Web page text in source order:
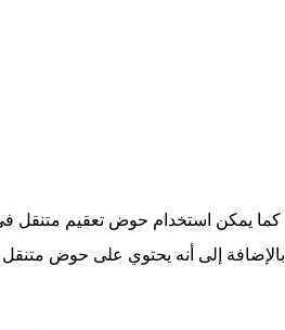
كما يمكن استخدام حوض تعقيم متنقل في
بالإضافة إلى أنه يحتوي على حوض متنقل